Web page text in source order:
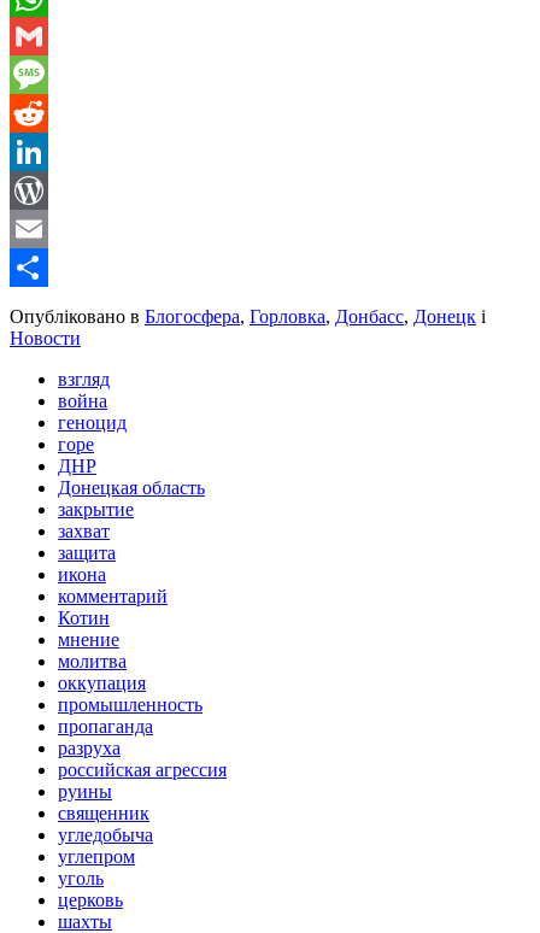
WhatsApp
Gmail
Message
Reddit
LinkedIn
WordPress
Email
Share
Опубліковано в Блогосфера, Горловка, Донбасс, Донецк і
Новости
взгляд
война
геноцид
горе
ДНР
Донецкая область
закрытие
захват
защита
икона
комментарий
Котин
мнение
молитва
оккупация
промышленность
пропаганда
разруха
российская агрессия
руины
священник
угледобыча
углепром
уголь
церковь
шахты